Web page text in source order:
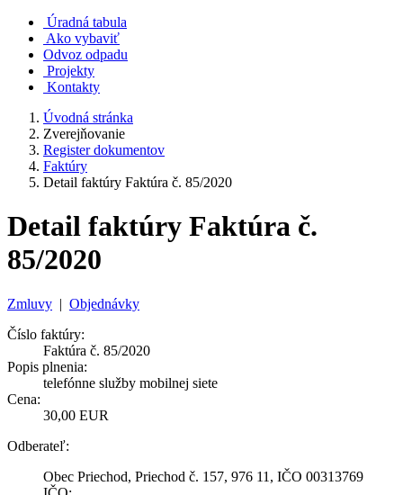
Úradná tabula
Ako vybaviť
Odvoz odpadu
Projekty
Kontakty
Úvodná stránka
Zverejňovanie
Register dokumentov
Faktúry
Detail faktúry Faktúra č. 85/2020
Detail faktúry Faktúra č.
85/2020
Zmluvy | Objednávky
Číslo faktúry:
Faktúra č. 85/2020
Popis plnenia:
telefónne služby mobilnej siete
Cena:
30,00 EUR
Odberateľ:
Obec Priechod, Priechod č. 157, 976 11, IČO 00313769